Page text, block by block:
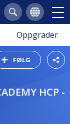
Oppgrader
FØLG